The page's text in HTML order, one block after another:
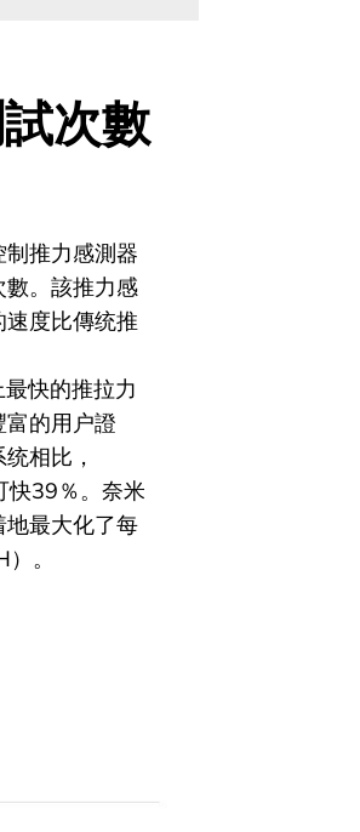
次數
推力感測器
。該推力感
度比傳统推
快的推拉力
的用户證
相比，
快39％。奈米
最大化了每
。